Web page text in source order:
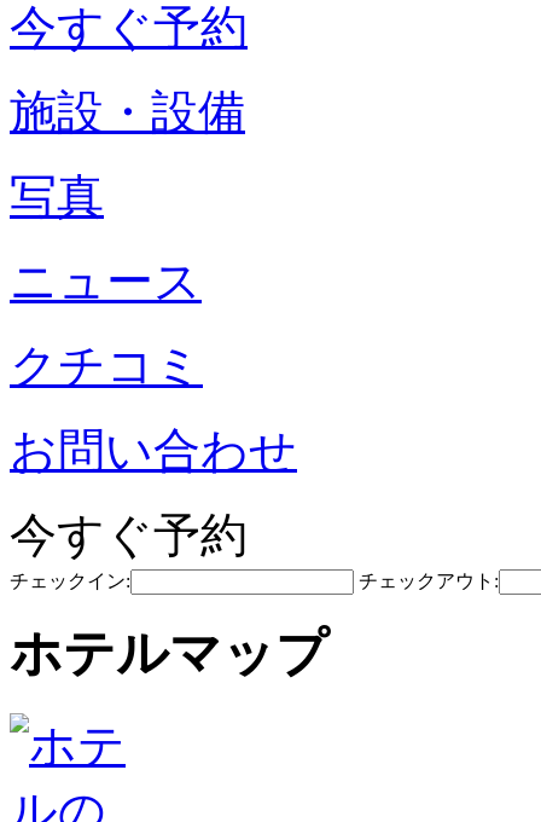
今すぐ予約
施設・設備
写真
ニュース
クチコミ
お問い合わせ
今すぐ予約
チェックイン: チェックアウト:
ホテルマップ